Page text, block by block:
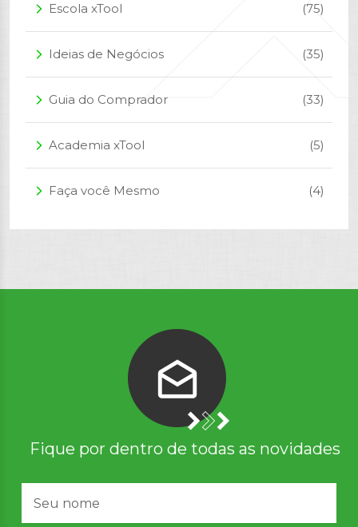
arrow_forward_ios Escola xTool (75)
arrow_forward_ios Ideias de Negócios (35)
arrow_forward_ios Guia do Comprador (33)
arrow_forward_ios Academia xTool (5)
arrow_forward_ios Faça você Mesmo (4)
Fique por dentro de todas as novidades